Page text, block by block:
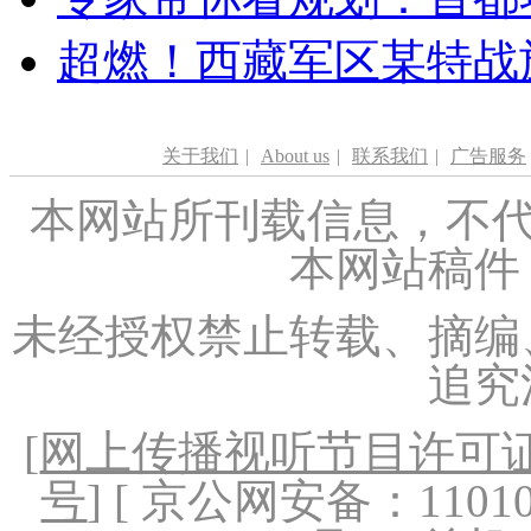
超燃！西藏军区某特
关于我们 | About us | 联系我们 | 广告服务
本网站所刊载信息，不
本网站稿
未经授权禁止转载、摘
追
[网上传播视听节目许可
号] [ 京公网安备：